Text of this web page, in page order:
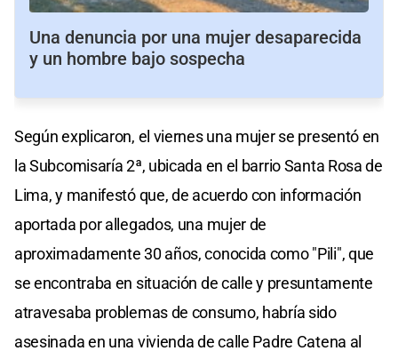
Una denuncia por una mujer desaparecida
y un hombre bajo sospecha
Según explicaron, el viernes una mujer se presentó en
la Subcomisaría 2ª, ubicada en el barrio Santa Rosa de
Lima, y manifestó que, de acuerdo con información
aportada por allegados, una mujer de
aproximadamente 30 años, conocida como "Pili", que
se encontraba en situación de calle y presuntamente
atravesaba problemas de consumo, habría sido
asesinada en una vivienda de calle Padre Catena al